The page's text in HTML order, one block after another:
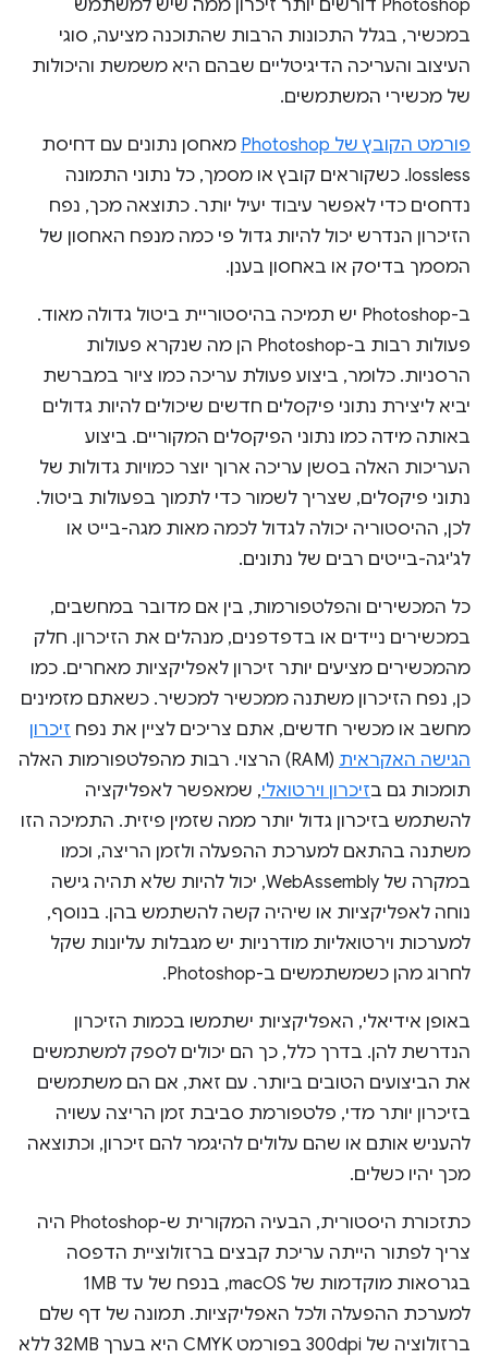
Photoshop דורשים יותר זיכרון ממה שיש למשתמש
במכשיר, בגלל התכונות הרבות שהתוכנה מציעה, סוגי
העיצוב והעריכה הדיגיטליים שבהם היא משמשת והיכולות
של מכשירי המשתמשים.
פורמט הקובץ של Photoshop
מאחסן נתונים עם דחיסת
lossless. כשקוראים קובץ או מסמך, כל נתוני התמונה
נדחסים כדי לאפשר עיבוד יעיל יותר. כתוצאה מכך, נפח
הזיכרון הנדרש יכול להיות גדול פי כמה מנפח האחסון של
המסמך בדיסק או באחסון בענן.
ב-Photoshop יש תמיכה בהיסטוריית ביטול גדולה מאוד.
פעולות רבות ב-Photoshop הן מה שנקרא פעולות
הרסניות. כלומר, ביצוע פעולת עריכה כמו ציור במברשת
יביא ליצירת נתוני פיקסלים חדשים שיכולים להיות גדולים
באותה מידה כמו נתוני הפיקסלים המקוריים. ביצוע
העריכות האלה בסשן עריכה ארוך יוצר כמויות גדולות של
נתוני פיקסלים, שצריך לשמור כדי לתמוך בפעולות ביטול.
לכן, ההיסטוריה יכולה לגדול לכמה מאות מגה-בייט או
לג'יגה-בייטים רבים של נתונים.
כל המכשירים והפלטפורמות, בין אם מדובר במחשבים,
במכשירים ניידים או בדפדפנים, מנהלים את הזיכרון. חלק
מהמכשירים מציעים יותר זיכרון לאפליקציות מאחרים. כמו
כן, נפח הזיכרון משתנה ממכשיר למכשיר. כשאתם מזמינים
מחשב או מכשיר חדשים, אתם צריכים לציין את נפח זיכרון
הגישה האקראית
(RAM) הרצוי. רבות מהפלטפורמות האלה
תומכות גם בזיכרון וירטואלי, שמאפשר לאפליקציה
להשתמש בזיכרון גדול יותר ממה שזמין פיזית. התמיכה הזו
משתנה בהתאם למערכת ההפעלה ולזמן הריצה, וכמו
במקרה של WebAssembly, יכול להיות שלא תהיה גישה
נוחה לאפליקציות או שיהיה קשה להשתמש בהן. בנוסף,
למערכות וירטואליות מודרניות יש מגבלות עליונות שקל
לחרוג מהן כשמשתמשים ב-Photoshop.
באופן אידיאלי, האפליקציות ישתמשו בכמות הזיכרון
הנדרשת להן. בדרך כלל, כך הם יכולים לספק למשתמשים
את הביצועים הטובים ביותר. עם זאת, אם הם משתמשים
בזיכרון יותר מדי, פלטפורמת סביבת זמן הריצה עשויה
להעניש אותם או שהם עלולים להיגמר להם זיכרון, וכתוצאה
מכך יהיו כשלים.
כתזכורת היסטורית, הבעיה המקורית ש-Photoshop היה
צריך לפתור הייתה עריכת קבצים ברזולוציית הדפסה
בגרסאות מוקדמות של macOS, בנפח של עד 1MB
למערכת ההפעלה ולכל האפליקציות. תמונה של דף שלם
ברזולוציה של 300dpi בפורמט CMYK היא בערך 32MB ללא